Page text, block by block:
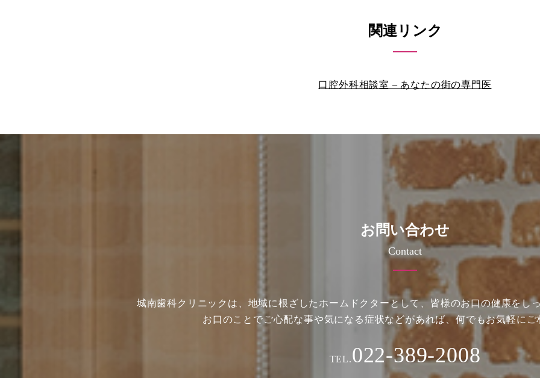
関連リンク
口腔外科相談室 – あなたの街の専門医
お問い合わせ
Contact
城南歯科クリニックは、地域に根ざしたホームドクターとして、皆様のお口の健康をし
お口のことでご心配な事や気になる症状などがあれば、何でもお気軽にご
TEL.022-389-2008